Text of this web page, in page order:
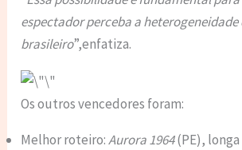
espectador perceba a
brasileiro”,enfatiza.
Os outros vencedores foram:
Melhor roteiro:Aurora 1964(PE), longa